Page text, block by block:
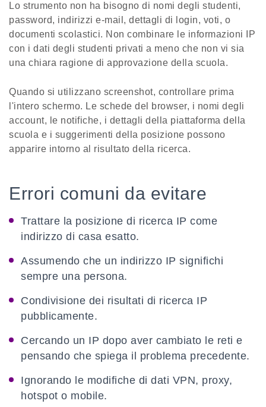
Lo strumento non ha bisogno di nomi degli studenti,
password, indirizzi e-mail, dettagli di login, voti, o
documenti scolastici. Non combinare le informazioni IP
con i dati degli studenti privati a meno che non vi sia
una chiara ragione di approvazione della scuola.
Quando si utilizzano screenshot, controllare prima
l'intero schermo. Le schede del browser, i nomi degli
account, le notifiche, i dettagli della piattaforma della
scuola e i suggerimenti della posizione possono
apparire intorno al risultato della ricerca.
Errori comuni da evitare
Trattare la posizione di ricerca IP come
indirizzo di casa esatto.
Assumendo che un indirizzo IP significhi
sempre una persona.
Condivisione dei risultati di ricerca IP
pubblicamente.
Cercando un IP dopo aver cambiato le reti e
pensando che spiega il problema precedente.
Ignorando le modifiche di dati VPN, proxy,
hotspot o mobile.